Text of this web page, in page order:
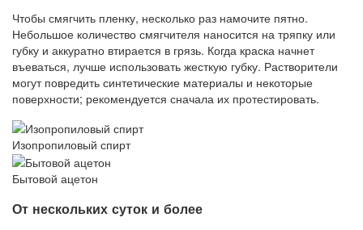
Чтобы смягчить пленку, несколько раз намочите пятно.
Небольшое количество смягчителя наносится на тряпку или
губку и аккуратно втирается в грязь. Когда краска начнет
въеваться, лучше использовать жесткую губку. Растворители
могут повредить синтетические материалы и некоторые
поверхности; рекомендуется сначала их протестировать.
Изопропиловый спирт
Бытовой ацетон
От нескольких суток и более